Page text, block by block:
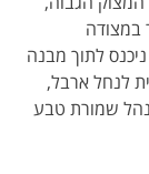
במצודה
עליה של 160 מדרגות ניכנס לתוך מבנה
לנחל ארבל,
שמורת טבע